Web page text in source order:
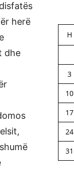
herë
dhe
H
3
10
17
24
31